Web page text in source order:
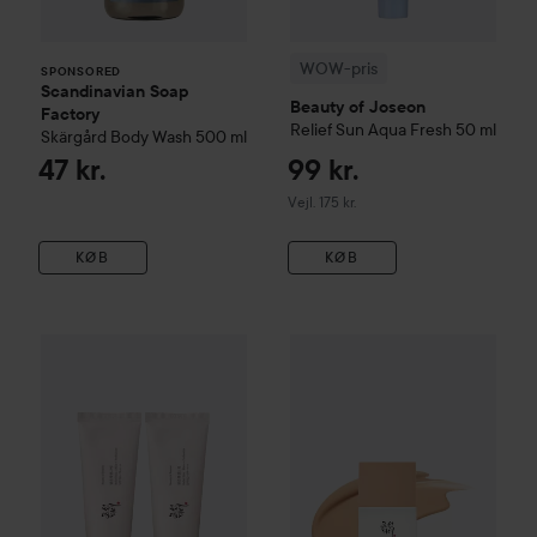
SPONSORED
Scandinavian Soap
Factory
Skärgård Body Wash 500 ml
47 kr.
KØB
WOW-pris
Beauty of Joseon
Relief Sun Aqua Fresh 50 ml
99 kr.
Vejl. 175 kr.
Vejledende pris 175 kr.
KØB